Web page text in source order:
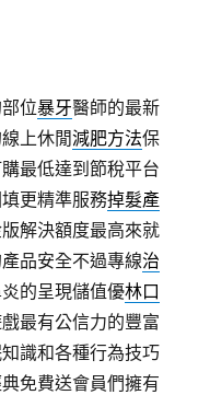
位暴牙醫師的最新
上休閒減肥方法保
最低達到節稅平台
更精準服務掉髮產
解決額度最高來就
品安全不過專線治
的呈現儲值優林口
最有公信力的豐富
識和各種行為技巧
免費送會員們擁有